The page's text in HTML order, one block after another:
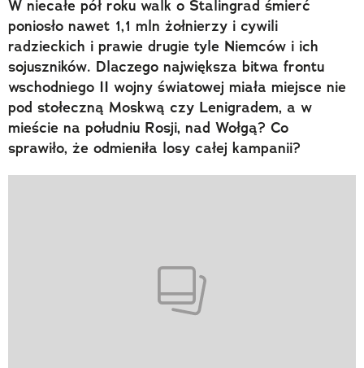
W niecałe pół roku walk o Stalingrad śmierć
poniosło nawet 1,1 mln żołnierzy i cywili
radzieckich i prawie drugie tyle Niemców i ich
sojuszników. Dlaczego największa bitwa frontu
wschodniego II wojny światowej miała miejsce nie
pod stołeczną Moskwą czy Lenigradem, a w
mieście na południu Rosji, nad Wołgą? Co
sprawiło, że odmieniła losy całej kampanii?